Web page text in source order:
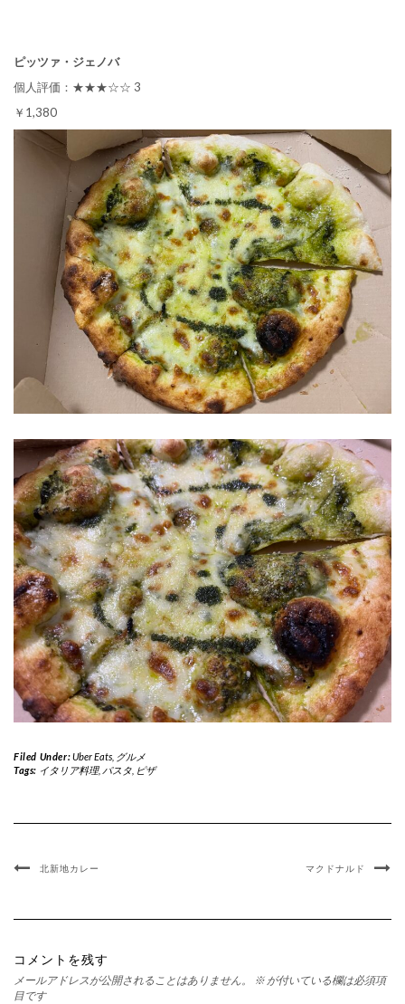
ピッツァ・ジェノバ
個人評価：★★★☆☆ 3
￥1,380
Filed Under:Uber Eats, グルメ
Tags: イタリア料理, パスタ, ピザ
北新地カレー マクドナルド
コメントを残す
メールアドレスが公開されることはありません。 ※ が付いている欄は必須項
目です